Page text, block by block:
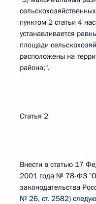
пунктом 2 статьи 4
устанавливается
площади
расположены на
района;".
Статья 2
Внести в статью 17
2001 года № 78-ФЗ "О
законодательства
№ 26, ст. 2582)